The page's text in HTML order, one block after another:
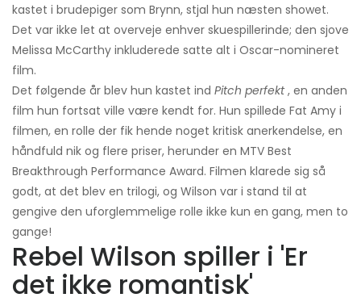
kastet i brudepiger som Brynn, stjal hun næsten showet.
Det var ikke let at overveje enhver skuespillerinde; den sjove
Melissa McCarthy inkluderede satte alt i Oscar-nomineret
film.
Det følgende år blev hun kastet ind Pitch perfekt, en anden
film hun fortsat ville være kendt for. Hun spillede Fat Amy i
filmen, en rolle der fik hende noget kritisk anerkendelse, en
håndfuld nik og flere priser, herunder en MTV Best
Breakthrough Performance Award. Filmen klarede sig så
godt, at det blev en trilogi, og Wilson var i stand til at
gengive den uforglemmelige rolle ikke kun en gang, men to
gange!
Rebel Wilson spiller i 'Er
det ikke romantisk'